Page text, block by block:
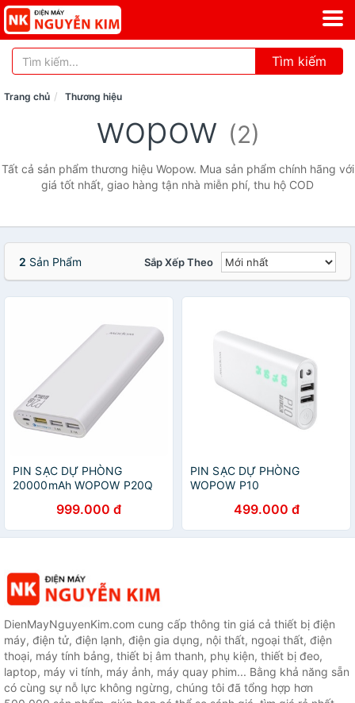
Tìm kiếm
Trang chủ Thương hiệu
wopow (2)
Tất cả sản phẩm thương hiệu Wopow. Mua sản phẩm chính hãng với
giá tốt nhất, giao hàng tận nhà miễn phí, thu hộ COD
2 Sản Phẩm Sắp Xếp Theo
PIN SẠC DỰ PHÒNG
20000mAh WOPOW P20Q
999.000 đ
PIN SẠC DỰ PHÒNG
WOPOW P10
499.000 đ
DienMayNguyenKim.com cung cấp thông tin giá cả thiết bị điện
máy, điện tử, điện lạnh, điện gia dụng, nội thất, ngoại thất, điện
thoại, máy tính bảng, thiết bị âm thanh, phụ kiện, thiết bị đeo,
laptop, máy vi tính, máy ảnh, máy quay phim... Bằng khả năng sẵn
có cùng sự nỗ lực không ngừng, chúng tôi đã tổng hợp hơn